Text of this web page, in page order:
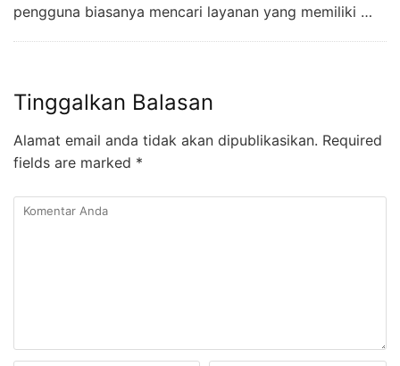
pengguna biasanya mencari layanan yang memiliki …
Tinggalkan Balasan
Alamat email anda tidak akan dipublikasikan. Required
fields are marked *